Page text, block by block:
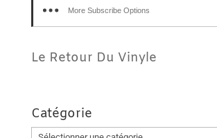
More Subscribe Options
Le Retour Du Vinyle
Catégorie
Catégorie